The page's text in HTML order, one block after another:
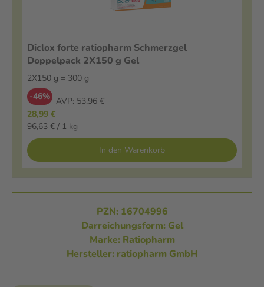
Diclox forte ratiopharm Schmerzgel
Doppelpack 2X150 g Gel
2X150 g = 300 g
-46% AVP: 53,96 €
28,99 €
96,63 € / 1 kg
In den Warenkorb
PZN: 16704996
Darreichungsform: Gel
Marke: Ratiopharm
Hersteller: ratiopharm GmbH